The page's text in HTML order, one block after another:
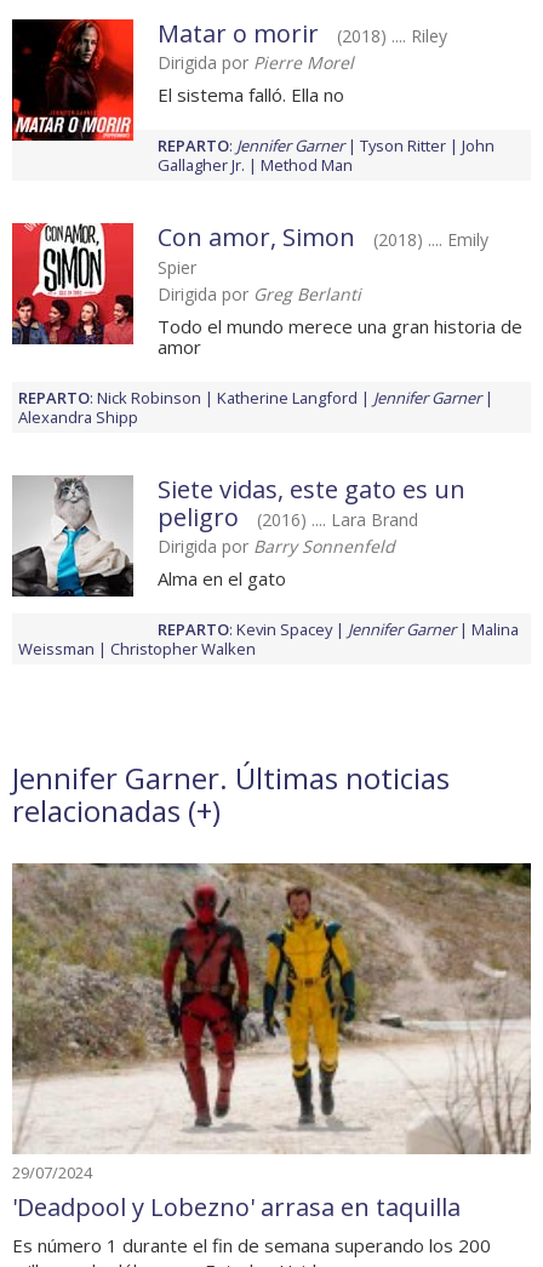
Matar o morir
(2018) .... Riley
Dirigida por Pierre Morel
El sistema falló. Ella no
REPARTO: Jennifer Garner Tyson Ritter
John
Gallagher Jr.
Method Man
Con amor, Simon
(2018) .... Emily
Spier
Dirigida por Greg Berlanti
Todo el mundo merece una gran historia de
amor
REPARTO: Nick Robinson Katherine Langford
Jennifer Garner
Alexandra Shipp
Siete vidas, este gato es un
peligro
(2016) .... Lara Brand
Dirigida por Barry Sonnenfeld
Alma en el gato
REPARTO: Kevin Spacey Jennifer Garner
Malina
Weissman
Christopher Walken
Jennifer Garner. Últimas noticias
relacionadas (+)
29/07/2024
'Deadpool y Lobezno' arrasa en taquilla
Es número 1 durante el fin de semana superando los 200